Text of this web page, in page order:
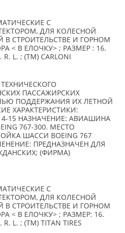
С
ДЛЯ КОЛЕСНОЙ
СТРОИТЕЛЬСТВЕ И ГОРНОМ
< В ЕЛОЧКУ> ; РАЗМЕР : 16.
L. ; (TM) CARLONI
ПАССАЖИРСКИХ
ПОДДЕРЖАНИЯ ИХ ЛЕТНОЙ
ХАРАКТЕРИСТИКИ:
15 НАЗНАЧЕНИЕ: АВИАШИНА
767-300. МЕСТО
ШАССИ BOEING 767
ПРЕДНАЗНАЧЕН ДЛЯ
(ФИРМА)
С
ДЛЯ КОЛЕСНОЙ
СТРОИТЕЛЬСТВЕ И ГОРНОМ
< В ЕЛОЧКУ> ; РАЗМЕР: 16.
L. ; (TM) TITAN TIRES